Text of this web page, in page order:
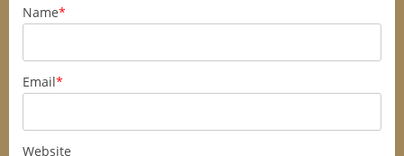
Name*
Email*
Website